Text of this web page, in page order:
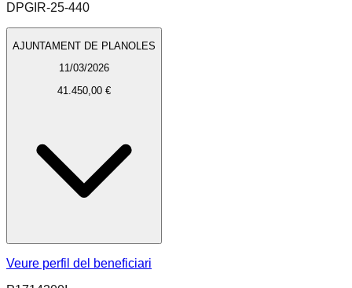
DPGIR-25-440
AJUNTAMENT DE PLANOLES
11/03/2026
41.450,00 €
Veure perfil del beneficiari